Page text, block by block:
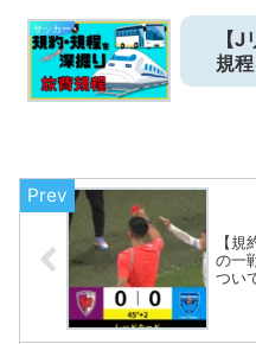
サッカー
【
規
【
の一
つい